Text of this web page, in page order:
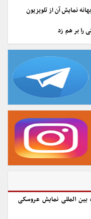
نمایش آن از تلویزیون
را بر هم زد
بین المللی نمایش عروسکی